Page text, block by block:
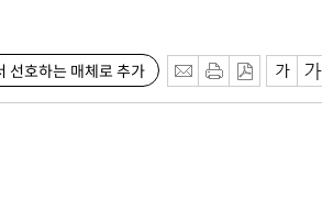
선호하는 매체로 추가